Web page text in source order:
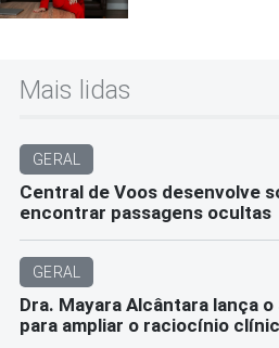
Mais lidas
GERAL
Central de Voos desenvolve
encontrar passagens ocultas
GERAL
Dra. Mayara Alcântara lança
para ampliar o raciocínio